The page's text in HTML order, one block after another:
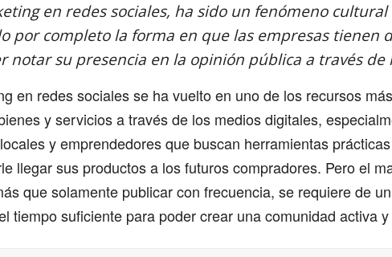
en redes sociales, ha sido un fenómeno cultural
por completo la forma en que las empresas tienen
notar su presencia en la opinión pública a través de
en redes sociales se ha vuelto en uno de los recursos
y servicios a través de los medios digitales,
y emprendedores que buscan herramientas
llegar sus productos a los futuros compradores. Pero el
que solamente publicar con frecuencia, se requiere de
tiempo suficiente para poder crear una comunidad activa